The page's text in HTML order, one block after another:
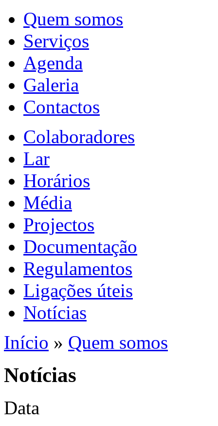
Quem somos
Serviços
Agenda
Galeria
Contactos
Colaboradores
Lar
Horários
Média
Projectos
Documentação
Regulamentos
Ligações úteis
Notícias
Início » Quem somos
Notícias
Data